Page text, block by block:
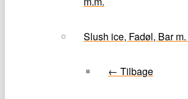
Slush ice, Fadøl, Bar m.
← Tilbage